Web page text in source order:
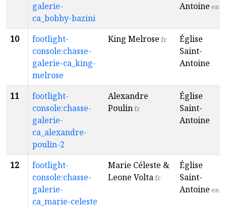
galerie-
ca_bobby-bazini
Antoine en
10
footlight-
console:chasse-
galerie-ca_king-
melrose
King Melrose fr
Église
Saint-
Antoine
11
footlight-
console:chasse-
galerie-
ca_alexandre-
poulin-2
Alexandre
Poulinfr
Église
Saint-
Antoine
12
footlight-
console:chasse-
galerie-
ca_marie-celeste
Marie Céleste &
Leone Voltafr
Église
Saint-
Antoine en